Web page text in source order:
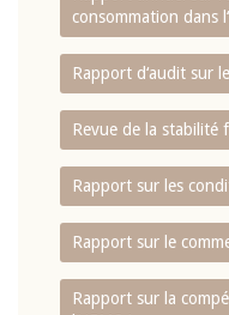
consommation dans
Rapport d‘audit sur
Revue de la stabilité
Rapport sur les
Rapport sur le
Rapport sur la